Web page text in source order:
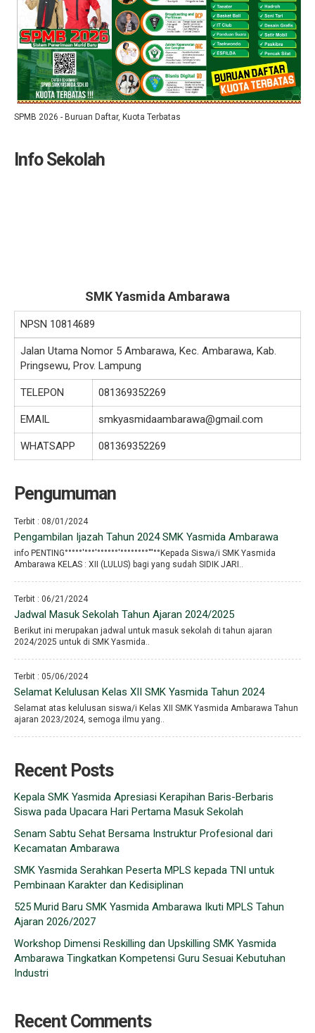
SPMB 2026 - Buruan Daftar, Kuota Terbatas
Info Sekolah
SMK Yasmida Ambarawa
NPSN 10814689
Jalan Utama Nomor 5 Ambarawa, Kec. Ambarawa, Kab.
Pringsewu, Prov. Lampung
TELEPON 081369352269
EMAIL smkyasmidaambarawa@gmail.com
WHATSAPP 081369352269
Pengumuman
Terbit : 08/01/2024
Pengambilan Ijazah Tahun 2024 SMK Yasmida Ambarawa
info PENTING°°°°°′°°°′°°°°°°′°°°°°°°°′′′°°Kepada Siswa/i SMK Yasmida
Ambarawa KELAS : XII (LULUS) bagi yang sudah SIDIK JARI..
Terbit : 06/21/2024
Jadwal Masuk Sekolah Tahun Ajaran 2024/2025
Berikut ini merupakan jadwal untuk masuk sekolah di tahun ajaran
2024/2025 untuk di SMK Yasmida..
Terbit : 05/06/2024
Selamat Kelulusan Kelas XII SMK Yasmida Tahun 2024
Selamat atas kelulusan siswa/i Kelas XII SMK Yasmida Ambarawa Tahun
ajaran 2023/2024, semoga ilmu yang..
Recent Posts
Kepala SMK Yasmida Apresiasi Kerapihan Baris-Berbaris
Siswa pada Upacara Hari Pertama Masuk Sekolah
Senam Sabtu Sehat Bersama Instruktur Profesional dari
Kecamatan Ambarawa
SMK Yasmida Serahkan Peserta MPLS kepada TNI untuk
Pembinaan Karakter dan Kedisiplinan
525 Murid Baru SMK Yasmida Ambarawa Ikuti MPLS Tahun
Ajaran 2026/2027
Workshop Dimensi Reskilling dan Upskilling SMK Yasmida
Ambarawa Tingkatkan Kompetensi Guru Sesuai Kebutuhan
Industri
Recent Comments